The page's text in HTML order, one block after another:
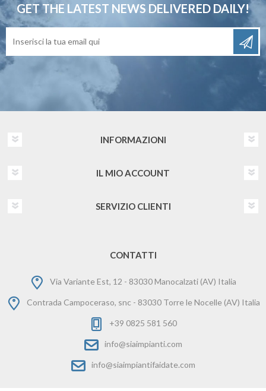
GET THE LATEST NEWS DELIVERED DAILY!
INFORMAZIONI
IL MIO ACCOUNT
SERVIZIO CLIENTI
CONTATTI
Via Variante Est, 12 - 83030 Manocalzati (AV) Italia
Contrada Campoceraso, snc - 83030 Torre le Nocelle (AV) Italia
+39 0825 581 560
info@siaimpianti.com
info@siaimpiantifaidate.com